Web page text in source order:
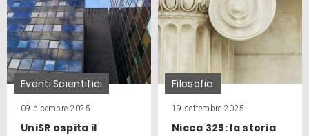
Eventi Scientifici
09 dicembre 2025
UniSR ospita il
Filosofia
19 settembre 2025
Nicea 325: la storia